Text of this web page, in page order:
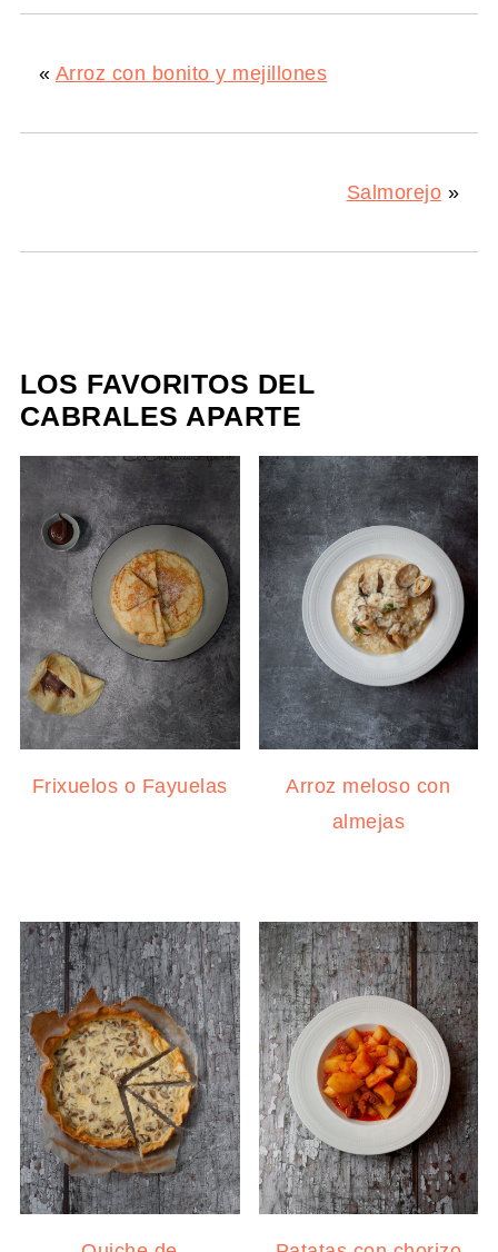
« Arroz con bonito y mejillones
Salmorejo »
LOS FAVORITOS DEL
CABRALES APARTE
Frixuelos o Fayuelas
Arroz meloso con
almejas